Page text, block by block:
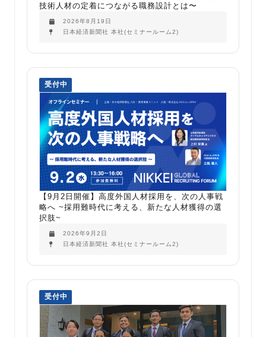
技術人材の定着につながる職務設計とは〜
2026年8月19日
日本経済新聞社 本社(セミナールーム2)
受付中
【9月2日開催】高度外国人材採用を、次の人事戦
略へ ~採用難時代に考える、新たな人材獲得の選
択肢~
2026年9月2日
日本経済新聞社 本社(セミナールーム2)
受付中